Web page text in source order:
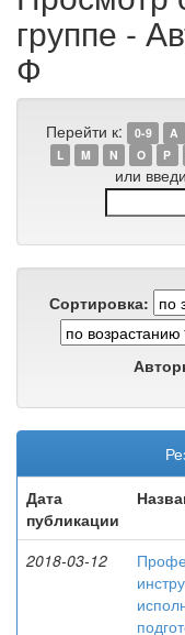
группе -
Ф
Перейти к: 0-9 A
L
M N O P
или
Сортировка:
Дата
публикации
2018-03-12